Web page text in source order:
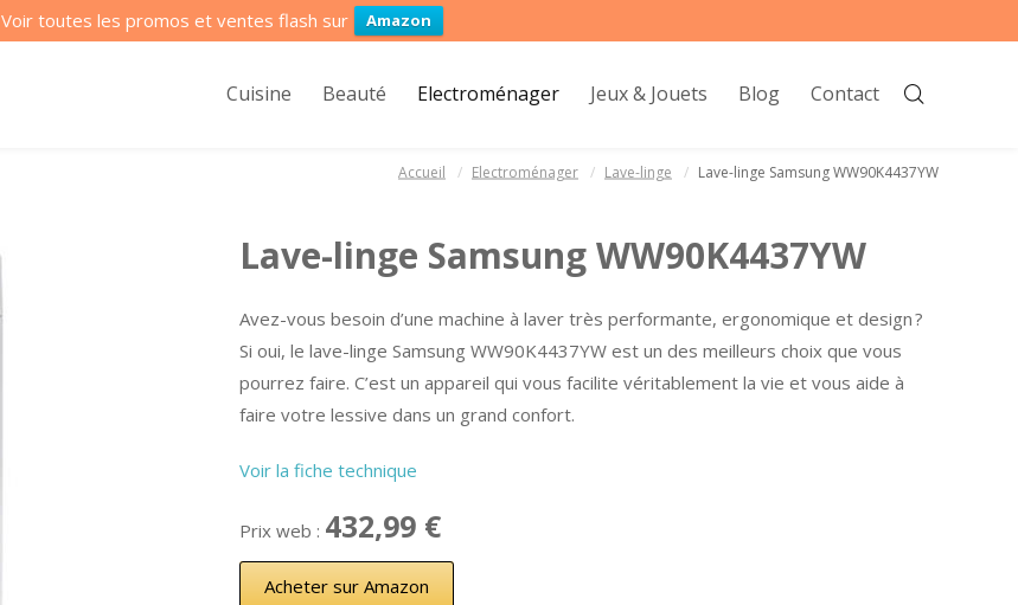
Voir toutes les promos et ventes flash sur Amazon
Cuisine Beauté Electroménager Jeux & Jouets Blog Contact
Accueil Electroménager Lave-linge Lave-linge Samsung WW90K4437YW
Lave-linge Samsung WW90K4437YW
Avez-vous besoin d’une machine à laver très performante, ergonomique et design ?
Si oui, le lave-linge Samsung WW90K4437YW est un des meilleurs choix que vous
pourrez faire. C’est un appareil qui vous facilite véritablement la vie et vous aide à
faire votre lessive dans un grand confort.
Voir la fiche technique
Prix web : 432,99 €
Acheter sur Amazon